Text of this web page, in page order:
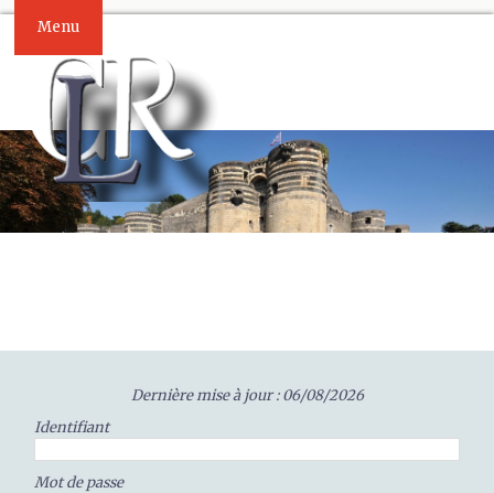
Menu
Dernière mise à jour : 06/08/2026
Identifiant
Mot de passe